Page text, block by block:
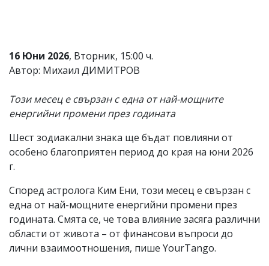
въвеждат
от
читателите
редакцията
не
носи
отговорност
за
тях!
Ако
обиден
за
вас
коментар,
моля
сигнализирайте
ни!
16 Юни 2026, Вторник, 15:00 ч.
Автор: Михаил ДИМИТРОВ
Този месец е свързан с една от най-мощните
енергийни промени през годината
Шест зодиакални знака ще бъдат повлияни от
особено благоприятен период до края на юни 2026
г.
Според астролога Ким Ени, този месец е свързан с
една от най-мощните енергийни промени през
годината. Смята се, че това влияние засяга различни
области от живота – от финансови въпроси до
лични взаимоотношения, пише YourTango.